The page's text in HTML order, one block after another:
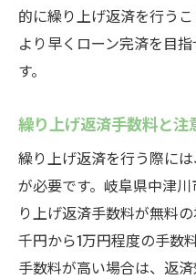
的に繰り上げ返済を行う
より早くローン完済を目
す。
繰り上げ返済手数料と注
繰り上げ返済を行う際に
が必要です。岐阜県中津
り上げ返済手数料が無料
千円から1万円程度の手数
手数料が高い場合は、返